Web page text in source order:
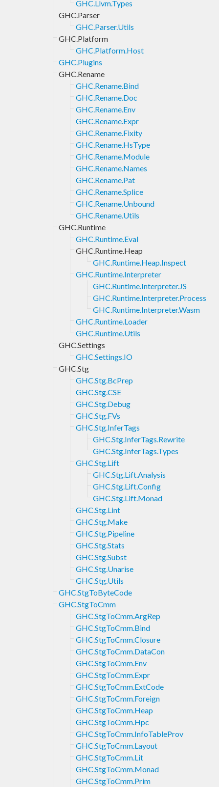
GHC.Llvm.Types
GHC.Parser
GHC.Parser.Utils
GHC.Platform
GHC.Platform.Host
GHC.Plugins
GHC.Rename
GHC.Rename.Bind
GHC.Rename.Doc
GHC.Rename.Env
GHC.Rename.Expr
GHC.Rename.Fixity
GHC.Rename.HsType
GHC.Rename.Module
GHC.Rename.Names
GHC.Rename.Pat
GHC.Rename.Splice
GHC.Rename.Unbound
GHC.Rename.Utils
GHC.Runtime
GHC.Runtime.Eval
GHC.Runtime.Heap
GHC.Runtime.Heap.Inspect
GHC.Runtime.Interpreter
GHC.Runtime.Interpreter.JS
GHC.Runtime.Interpreter.Process
GHC.Runtime.Interpreter.Wasm
GHC.Runtime.Loader
GHC.Runtime.Utils
GHC.Settings
GHC.Settings.IO
GHC.Stg
GHC.Stg.BcPrep
GHC.Stg.CSE
GHC.Stg.Debug
GHC.Stg.FVs
GHC.Stg.InferTags
GHC.Stg.InferTags.Rewrite
GHC.Stg.InferTags.Types
GHC.Stg.Lift
GHC.Stg.Lift.Analysis
GHC.Stg.Lift.Config
GHC.Stg.Lift.Monad
GHC.Stg.Lint
GHC.Stg.Make
GHC.Stg.Pipeline
GHC.Stg.Stats
GHC.Stg.Subst
GHC.Stg.Unarise
GHC.Stg.Utils
GHC.StgToByteCode
GHC.StgToCmm
GHC.StgToCmm.ArgRep
GHC.StgToCmm.Bind
GHC.StgToCmm.Closure
GHC.StgToCmm.DataCon
GHC.StgToCmm.Env
GHC.StgToCmm.Expr
GHC.StgToCmm.ExtCode
GHC.StgToCmm.Foreign
GHC.StgToCmm.Heap
GHC.StgToCmm.Hpc
GHC.StgToCmm.InfoTableProv
GHC.StgToCmm.Layout
GHC.StgToCmm.Lit
GHC.StgToCmm.Monad
GHC.StgToCmm.Prim